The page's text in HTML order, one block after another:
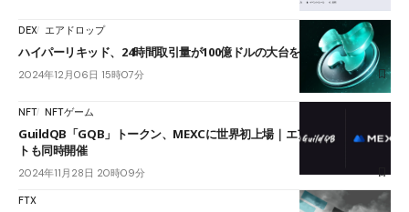
DEX エアドロップ
ハイパーリキッド、24時間取引量が100億ドルの大台を突破
2024年12月06日 15時07分
NFT NFTゲーム
GuildQB「GQB」トークン、MEXCに世界初上場｜エアドロップイベン
トも同時開催
2024年11月28日 20時09分
FTX